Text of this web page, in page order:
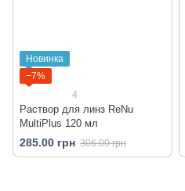
Новинка
−7%
4
Раствор для линз ReNu
MultiPlus 120 мл
285.00 грн 306.00 грн